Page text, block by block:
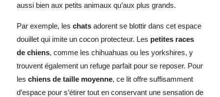
aussi bien aux petits animaux qu’aux plus grands.
Par exemple, les chatsadorent se blottir dans cet espace
douillet qui imite un cocon protecteur. Les petites races
de chiens, comme les chihuahuas ou les yorkshires, y
trouvent également un refuge parfait pour se reposer. Pour
les chiens de taille moyenne, ce lit offre suffisamment
d’espace pour s’étirer tout en conservant une sensation de